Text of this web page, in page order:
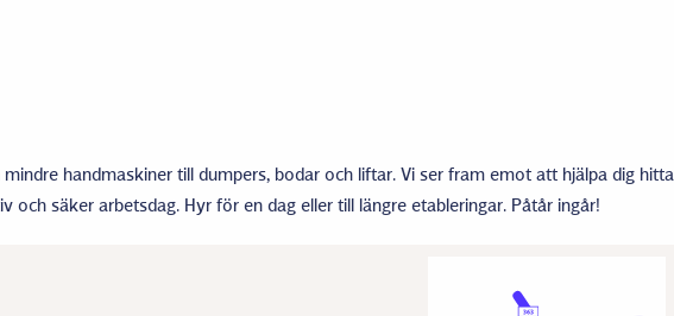
handmaskiner till dumpers, bodar och liftar. Vi ser fram emot att hjälpa dig hitta
och säker arbetsdag. Hyr för en dag eller till längre etableringar. Påtår ingår!